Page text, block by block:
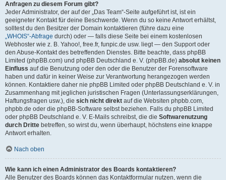
Anfragen zu diesem Forum gibt?
Jeder Administrator, der auf der „Das Team“-Seite aufgeführt ist, ist ein
geeigneter Kontakt für deine Beschwerde. Wenn du so keine Antwort erhältst,
solltest du den Besitzer der Domain kontaktieren (führe dazu eine
„WHOIS“-Abfrage durch) oder — falls diese Seite bei einem kostenlosen
Webhoster wie z. B. Yahoo!, free.fr, funpic.de usw. liegt — den Support oder
den Abuse-Kontakt des betreffenden Dienstes. Bitte beachte, dass phpBB
Limited (phpBB.com) und phpBB Deutschland e. V. (phpBB.de) absolut keinen
Einfluss auf die Benutzung oder den oder die Benutzer der Forensoftware
haben und dafür in keiner Weise zur Verantwortung herangezogen werden
können. Kontaktiere daher nie phpBB Limited oder phpBB Deutschland e. V. in
Zusammenhang mit jeglichen juristischen Fragen (Unterlassungserklärungen,
Haftungsfragen usw.), die sich nicht direkt auf die Websiten phpbb.com,
phpbb.de oder die phpBB-Software selbst beziehen. Falls du phpBB Limited
oder phpBB Deutschland e. V. E-Mails schreibst, die die Softwarenutzung
durch Dritte betreffen, so wirst du, wenn überhaupt, höchstens eine knappe
Antwort erhalten.
Nach oben
Wie kann ich einen Administrator des Boards kontaktieren?
Alle Benutzer des Boards können das Kontaktformular nutzen, wenn die